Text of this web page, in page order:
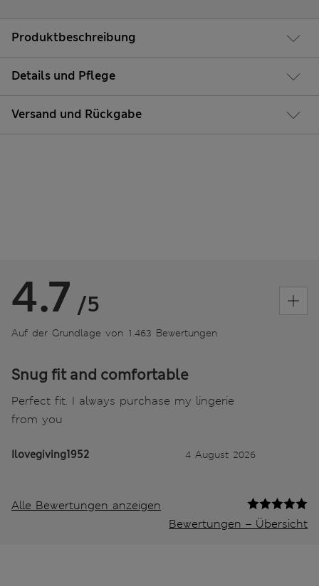
Produktbeschreibung
Details und Pflege
Versand und Rückgabe
4.7 /5
Auf der Grundlage von 1.463 Bewertungen
Snug fit and comfortable
Perfect fit. I always purchase my lingerie
from you
Ilovegiving1952 4 August 2026
Alle Bewertungen anzeigen
Bewertungen – Übersicht